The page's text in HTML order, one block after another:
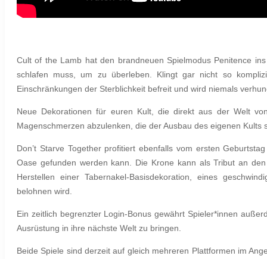
Cult of the Lamb hat den brandneuen Spielmodus Penitence
schlafen muss, um zu überleben. Klingt gar nicht so
Einschränkungen der Sterblichkeit befreit und wird niemals
Neue Dekorationen für euren Kult, die direkt aus der Welt
Magenschmerzen abzulenken, die der Ausbau des eigenen Kults
Don’t Starve Together profitiert ebenfalls vom ersten
Oase gefunden werden kann. Die Krone kann als Tribut an
Herstellen einer Tabernakel-Basisdekoration, eines
belohnen wird.
Ein zeitlich begrenzter Login-Bonus gewährt Spieler*innen
Ausrüstung in ihre nächste Welt zu bringen.
Beide Spiele sind derzeit auf gleich mehreren Plattformen im